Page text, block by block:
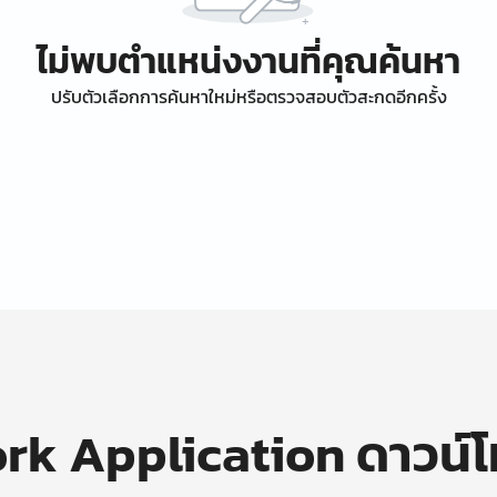
ไม่พบตำแหน่งงานที่คุณค้นหา
ปรับตัวเลือกการค้นหาใหม่หรือตรวจสอบตัวสะกดอีกครั้ง
Application ดาวน์